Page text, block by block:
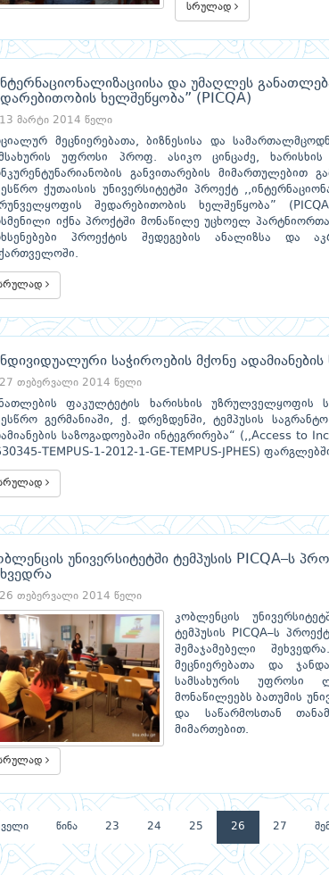
სრულად
და უმაღლეს
ხელშეწყობა” (PICQA)
13 მარტი 2014 წელი
მეცნიერებათა, ბიზნესისა და
უფროსი პროფ. ასიკო ცინცაძე, ხარისხის
განვითარების მიმართულებით
ქუთაისის უნივერსიტეტში პროექტ
შედარებითობის ხელშეწყობა”
იქნა პროქტში მონაწილე უცხოელ
პროექტის შედეგების ანალიზსა და
საჭიროების მქონე
27 თებერვალი 2014 წელი
ფაკულტეტის ხარისხის უზრულველყოფის
გერმანიაში, ქ. დრეზდენში, ტემპუსის
საზოგადოებაში ინტეგრირება“ (,,Access to
TEMPUS-1-2012-1-GE-TEMPUS-JPHES)
უნივერსიტეტში ტემპუსის PICQA–ს
26 თებერვალი 2014 წელი
კობლენცის
ტემპუსის PICQA–ს
შემაჯამებელი
მეცნიერებათა და
სამსახურის უფროსი
მონაწილეებს ბათუმის
და საწარმოსთან
მიმართებით.
წინა 23 24 25 26 27